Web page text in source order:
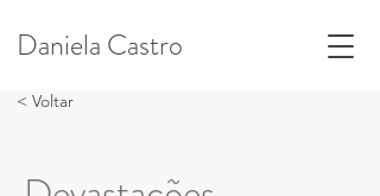
Daniela Castro
< Voltar